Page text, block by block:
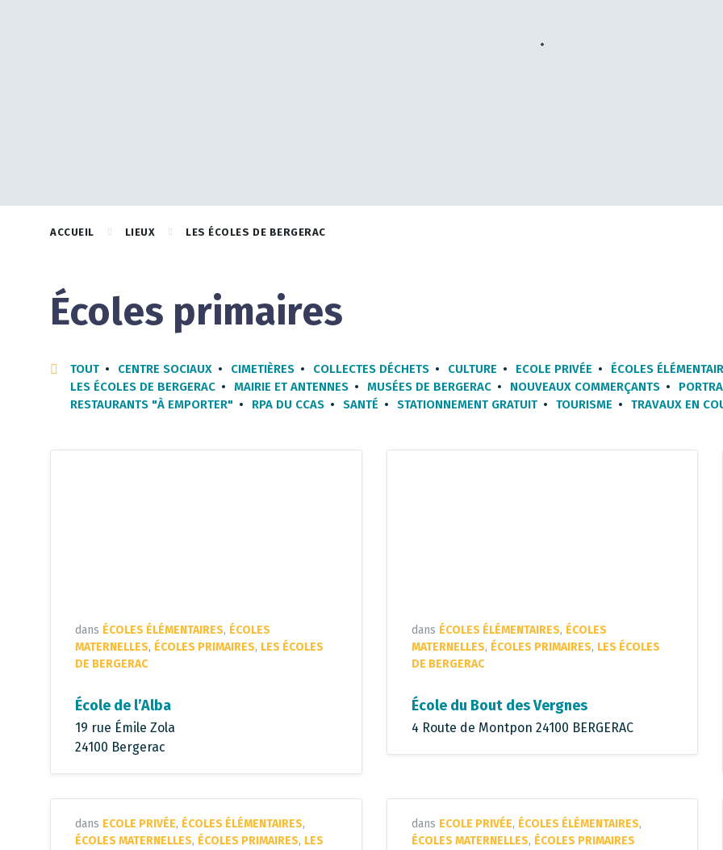
ACCUEIL LIEUX LES ÉCOLES DE BERGERAC
Écoles primaires
TOUT CENTRE SOCIAUX CIMETIÈRES COLLECTES DÉCHETS CULTURE ECOLE PRIVÉE ÉCOLES
LES ÉCOLES DE BERGERAC
MAIRIE ET ANTENNES MUSÉES DE BERGERAC NOUVEAUX COMMERÇANTS
RESTAURANTS "À EMPORTER"
RPA DU CCAS SANTÉ STATIONNEMENT GRATUIT TOURISME TRAVAUX EN
dans ÉCOLES ÉLÉMENTAIRES, ÉCOLES
MATERNELLES, ÉCOLES PRIMAIRES, LES ÉCOLES
DE BERGERAC
École de l’Alba
19 rue Émile Zola
24100 Bergerac
dans ÉCOLES ÉLÉMENTAIRES, ÉCOLES
MATERNELLES, ÉCOLES PRIMAIRES, LES ÉCOLES
DE BERGERAC
École du Bout des Vergnes
4 Route de Montpon 24100 BERGERAC
dans ECOLE PRIVÉE, ÉCOLES ÉLÉMENTAIRES,
ÉCOLES MATERNELLES, ÉCOLES PRIMAIRES, LES
dans ECOLE PRIVÉE, ÉCOLES ÉLÉMENTAIRES,
ÉCOLES MATERNELLES, ÉCOLES PRIMAIRES